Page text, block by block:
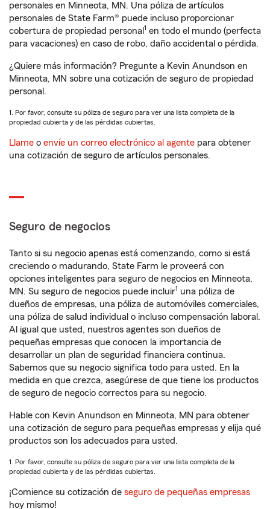
personales en Minneota, MN. Una póliza de artículos
personales de State Farm® puede incluso proporcionar
cobertura de propiedad personal 1 en todo el mundo (perfecta
para vacaciones) en caso de robo, daño accidental o pérdida.
¿Quiere más información? Pregunte a Kevin Anundson en
Minneota, MN sobre una cotización de seguro de propiedad
personal.
1. Por favor, consulte su póliza de seguro para ver una lista completa de la
propiedad cubierta y de las pérdidas cubiertas.
Llame o envíe un correo electrónico al agente para obtener
una cotización de seguro de artículos personales.
Seguro de negocios
Tanto si su negocio apenas está comenzando, como si está
creciendo o madurando, State Farm le proveerá con
opciones inteligentes para seguro de negocios en Minneota,
MN. Su seguro de negocios puede incluir1 una póliza de
dueños de empresas, una póliza de automóviles comerciales,
una póliza de salud individual o incluso compensación laboral.
Al igual que usted, nuestros agentes son dueños de
pequeñas empresas que conocen la importancia de
desarrollar un plan de seguridad financiera continua.
Sabemos que su negocio significa todo para usted. En la
medida en que crezca, asegúrese de que tiene los productos
de seguro de negocio correctos para su negocio.
Hable con Kevin Anundson en Minneota, MN para obtener
una cotización de seguro para pequeñas empresas y elija qué
productos son los adecuados para usted.
1. Por favor, consulte su póliza de seguro para ver una lista completa de la
propiedad cubierta y de las pérdidas cubiertas.
¡Comience su cotización de seguro de pequeñas empresas
hoy mismo!